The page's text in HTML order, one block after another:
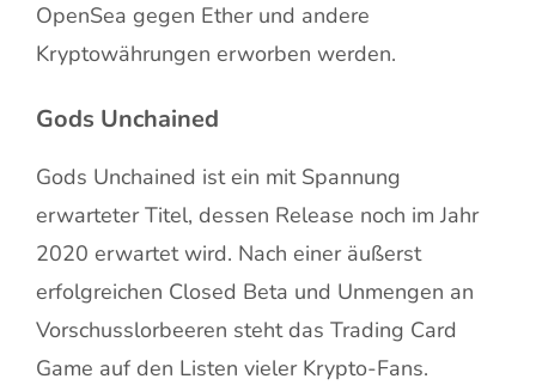
OpenSea gegen Ether und andere
Kryptowährungen erworben werden.
Gods Unchained
Gods Unchained ist ein mit Spannung
erwarteter Titel, dessen Release noch im Jahr
2020 erwartet wird. Nach einer äußerst
erfolgreichen Closed Beta und Unmengen an
Vorschusslorbeeren steht das Trading Card
Game auf den Listen vieler Krypto-Fans.